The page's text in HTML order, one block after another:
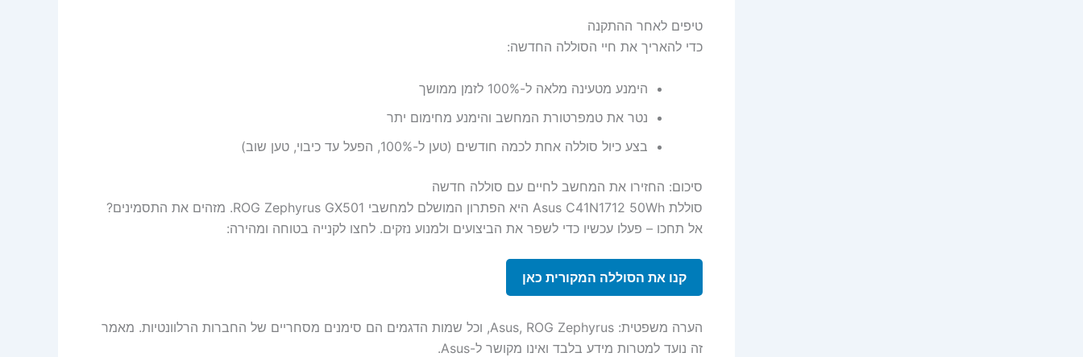
טיפים לאחר ההתקנה
כדי להאריך את חיי הסוללה החדשה:
הימנע מטעינה מלאה ל-100% לזמן ממושך
נטר את טמפרטורת המחשב והימנע מחימום יתר
בצע כיול סוללה אחת לכמה חודשים (טען ל-100%, הפעל עד כיבוי, טען שוב)
סיכום: החזירו את המחשב לחיים עם סוללה חדשה
סוללת Asus C41N1712 50Wh היא הפתרון המושלם למחשבי ROG Zephyrus GX501. מזהים את התסמינים?
אל תחכו – פעלו עכשיו כדי לשפר את הביצועים ולמנוע נזקים. לחצו לקנייה בטוחה ומהירה:
קנו את הסוללה המקורית כאן
הערה משפטית: Asus, ROG Zephyrus, וכל שמות הדגמים הם סימנים מסחריים של החברות הרלוונטיות. מאמר
זה נועד למטרות מידע בלבד ואינו מקושר ל-Asus.